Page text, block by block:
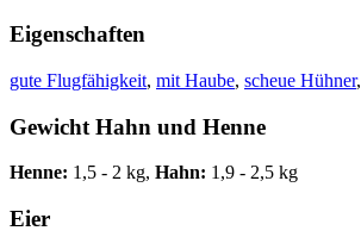
Eigenschaften
gute Flugfähigkeit, mit Haube, scheue Hühner,
Gewicht Hahn und Henne
Henne: 1,5 - 2 kg, Hahn: 1,9 - 2,5 kg
Eier